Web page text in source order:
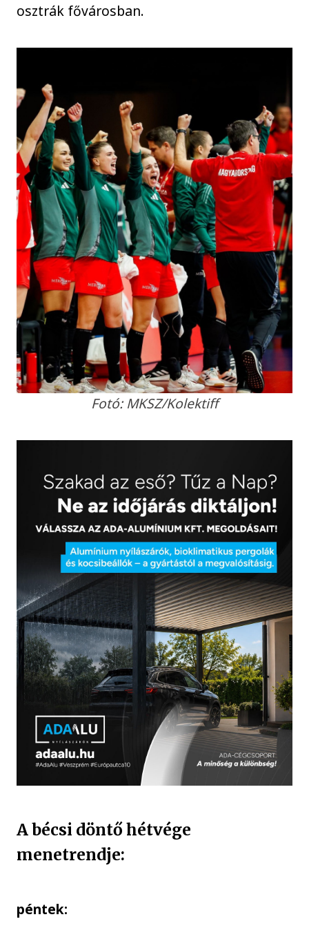
osztrák fővárosban.
Fotó: MKSZ/Kolektiff
A bécsi döntő hétvége
menetrendje:
péntek: